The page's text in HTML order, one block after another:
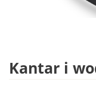
Kantar i